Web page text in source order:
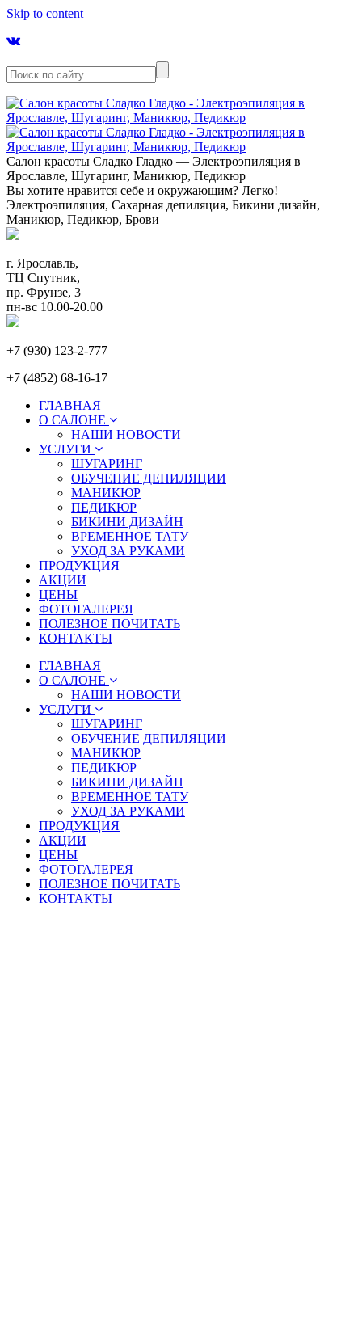
Skip to content
Салон красоты Сладко Гладко — Электроэпиляция в
Ярославле, Шугаринг, Маникюр, Педикюр
Вы хотите нравится себе и окружающим? Легко!
Электроэпиляция, Сахарная депиляция, Бикини дизайн,
Маникюр, Педикюр, Брови
г. Ярославль,
ТЦ Спутник,
пр. Фрунзе, 3
пн-вс 10.00-20.00
+7 (930) 123-2-777
+7 (4852) 68-16-17
ГЛАВНАЯ
О САЛОНЕ
НАШИ НОВОСТИ
УСЛУГИ
ШУГАРИНГ
ОБУЧЕНИЕ ДЕПИЛЯЦИИ
МАНИКЮР
ПЕДИКЮР
БИКИНИ ДИЗАЙН
ВРЕМЕННОЕ ТАТУ
УХОД ЗА РУКАМИ
ПРОДУКЦИЯ
АКЦИИ
ЦЕНЫ
ФОТОГАЛЕРЕЯ
ПОЛЕЗНОЕ ПОЧИТАТЬ
КОНТАКТЫ
ГЛАВНАЯ
О САЛОНЕ
НАШИ НОВОСТИ
УСЛУГИ
ШУГАРИНГ
ОБУЧЕНИЕ ДЕПИЛЯЦИИ
МАНИКЮР
ПЕДИКЮР
БИКИНИ ДИЗАЙН
ВРЕМЕННОЕ ТАТУ
УХОД ЗА РУКАМИ
ПРОДУКЦИЯ
АКЦИИ
ЦЕНЫ
ФОТОГАЛЕРЕЯ
ПОЛЕЗНОЕ ПОЧИТАТЬ
КОНТАКТЫ